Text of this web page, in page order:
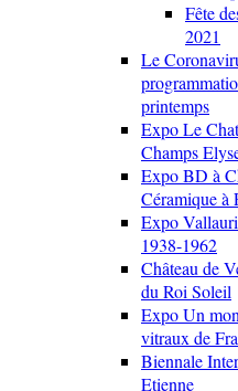
Fête
2021
Le
printemps
Expo Le
Champs
Expo BD à
Céramique à
Expo
1938-1962
Château de
du Roi Soleil
Expo Un
vitraux de
Biennale
Etienne